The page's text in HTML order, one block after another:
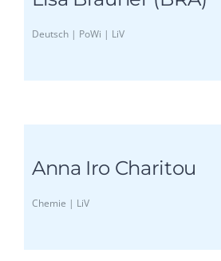
Deutsch | PoWi | LiV
Anna Iro Charitou
Chemie | LiV